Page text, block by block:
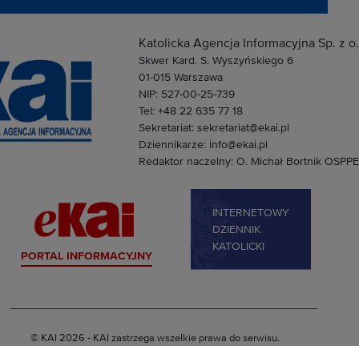
Katolicka Agencja Informacyjna Sp. z
Skwer Kard. S. Wyszyńskiego 6
01-015 Warszawa
NIP: 527-00-25-739
Tel: +48 22 635 77 18
Sekretariat: sekretariat@ekai.pl
Dziennikarze: info@ekai.pl
Redaktor naczelny: O. Michał Bortnik OSPPE
PORTAL INFORMACYJNY
INTERNETOWY
DZIENNIK
KATOLICKI
© KAI 2026 - KAI zastrzega wszelkie prawa do serwisu.